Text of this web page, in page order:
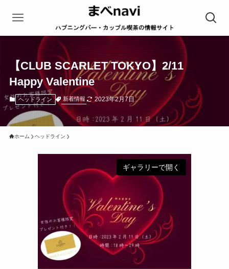
【CLUB SCARLET TOKYO】2/11
Happy Valentine
ヘッドライン 新着情報 2023年2月7日
ホーム ヘッドライン
ギャラリーで開く